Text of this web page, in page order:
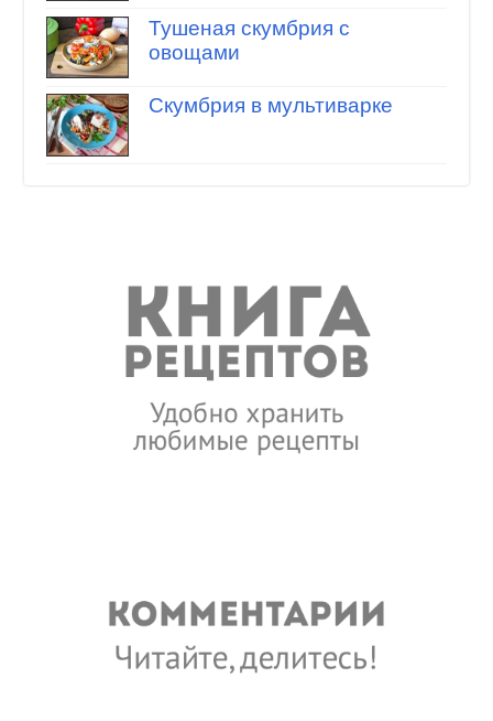
Тушеная скумбрия с
овощами
Скумбрия в мультиварке